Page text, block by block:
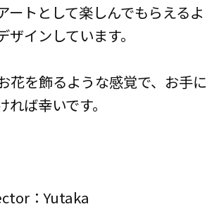
ートとして楽しんでもらえるよ
ザインしています。
花を飾るような感覚で、お手に
ば幸いです。
：Yutaka